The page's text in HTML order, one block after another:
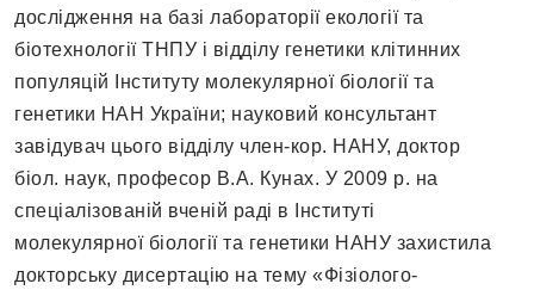
дослідження на базі лабораторії екології та
біотехнології ТНПУ і відділу генетики клітинних
популяцій Інституту молекулярної біології та
генетики НАН України; науковий консультант
завідувач цього відділу член-кор. НАНУ, доктор
біол. наук, професор В.А. Кунах. У 2009 р. на
спеціалізованій вченій раді в Інституті
молекулярної біології та генетики НАНУ захистила
докторську дисертацію на тему «Фізіолого-